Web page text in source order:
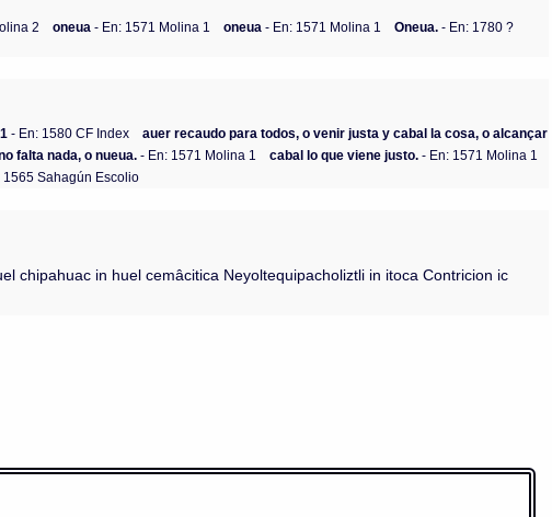
2 oneua - En: 1571 Molina 1 oneua - En: 1571 Molina 1 Oneua. - En: 1780 ?
- En: 1580 CF Index
auer recaudo para todos, o venir justa y cabal la cosa, o alcançar
falta nada, o nueua. - En: 1571 Molina 1 cabal lo que viene justo. - En: 1571 Molina 1
1565 Sahagún Escolio
chipahuac in huel cemâcitica Neyoltequipacholiztli in itoca Contricion ic